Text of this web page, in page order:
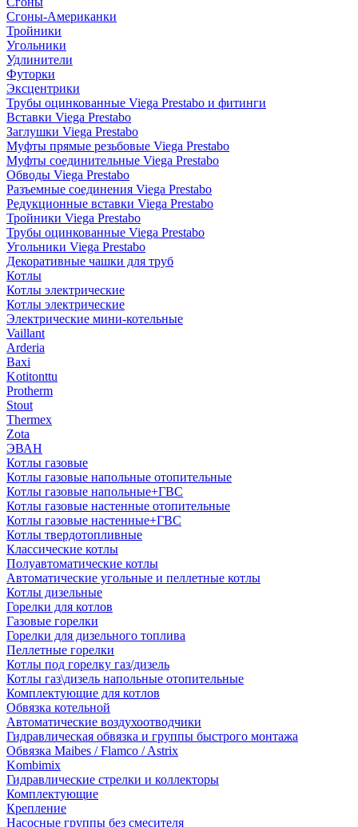
Сгоны-Американки
Тройники
Угольники
Удлинители
Футорки
Эксцентрики
Трубы оцинкованные Viega Prestabo и фитинги
Вставки Viega Prestabo
Заглушки Viega Prestabo
Муфты прямые резьбовые Viega Prestabo
Муфты соединительные Viega Prestabo
Обводы Viega Prestabo
Разъемные соединения Viega Prestabo
Редукционные вставки Viega Prestabo
Тройники Viega Prestabo
Трубы оцинкованные Viega Prestabo
Угольники Viega Prestabo
Декоративные чашки для труб
Котлы
Котлы электрические
Котлы электрические
Электрические мини-котельные
Vaillant
Arderia
Baxi
Kotitonttu
Protherm
Stout
Thermex
Zota
ЭВАН
Котлы газовые
Котлы газовые напольные отопительные
Котлы газовые напольные+ГВС
Котлы газовые настенные отопительные
Котлы газовые настенные+ГВС
Котлы твердотопливные
Классические котлы
Полуавтоматические котлы
Автоматические угольные и пеллетные котлы
Котлы дизельные
Горелки для котлов
Газовые горелки
Горелки для дизельного топлива
Пеллетные горелки
Котлы под горелку газ/дизель
Котлы газ\дизель напольные отопительные
Комплектующие для котлов
Обвязка котельной
Автоматические воздухоотводчики
Гидравлическая обвязка и группы быстрого монтажа
Обвязка Maibes / Flamco / Astrix
Kombimix
Гидравлические стрелки и коллекторы
Комплектующие
Крепление
Насосные группы без смесителя